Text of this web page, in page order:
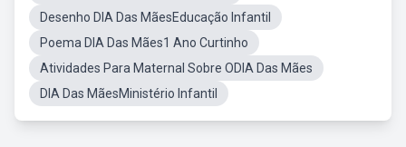
Desenho DIA Das MãesEducação Infantil
Poema DIA Das Mães1 Ano Curtinho
Atividades Para Maternal Sobre ODIA Das Mães
DIA Das MãesMinistério Infantil